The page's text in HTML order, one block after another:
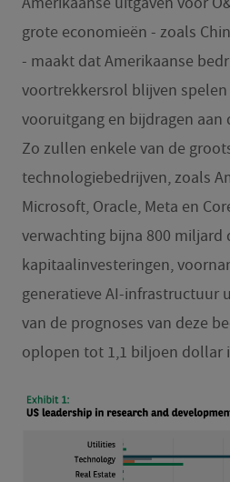
grote economieën - zoals
- maakt dat Amerikaanse
voortrekkersrol blijven
vooruitgang en bijdragen aan
Zo zullen enkele van de
technologiebedrijven, zoals
Microsoft, Oracle, Meta en
verwachting bijna 800
kapitaalinvesteringen,
generatieve AI-infrastructuur
van de prognoses van deze
oplopen tot 1,1 biljoen dollar